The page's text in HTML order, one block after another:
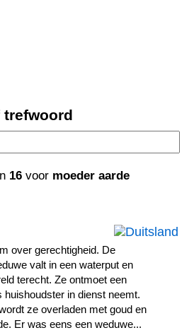
16 voor moeder aarde
over gerechtigheid. De
valt in een waterput en
terecht. Ze ontmoet een
huishoudster in dienst neemt.
ze overladen met goud en
Er was eens een weduwe...